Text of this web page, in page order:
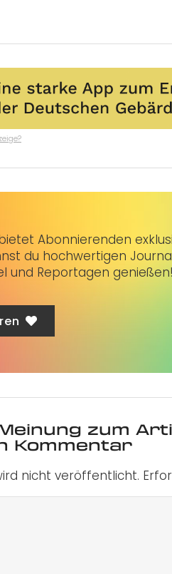
Abonnierenden
du hochwertigen
und Reportagen genießen!
zum
Kommentar
nicht veröffentlicht.